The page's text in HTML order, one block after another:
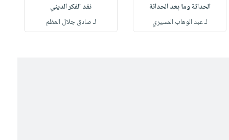
الحداثة وما بعد الحداثة
لـ عبد الوهاب المسيري
نقد الفكر الديني
لـ صادق جلال العظم